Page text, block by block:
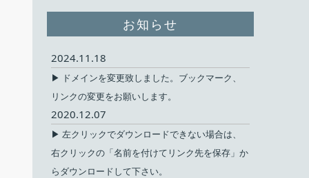
お知らせ
2024.11.18
▶ ドメインを変更致しました。ブックマーク、
リンクの変更をお願いします。
2020.12.07
▶ 左クリックでダウンロードできない場合は、
右クリックの「名前を付けてリンク先を保存」か
らダウンロードして下さい。